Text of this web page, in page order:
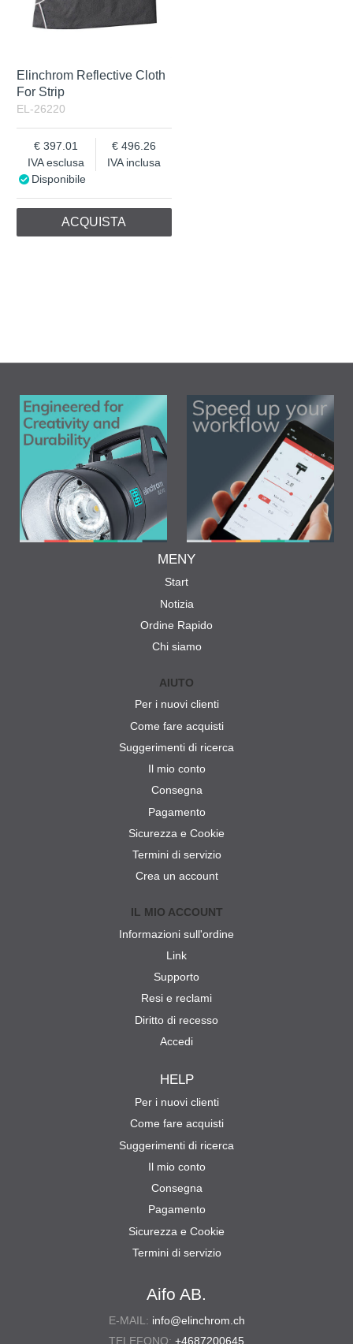
Elinchrom Reflective Cloth
For Strip
EL-26220
IVA esclusa
397.01
IVA inclusa
496.26
Disponibile
ACQUISTA
Aifo AB.
E-MAIL: info@elinchrom.ch
TELEFONO: +4687200645
MENY
Start
Notizia
Ordine Rapido
Chi siamo
AIUTO
Per i nuovi clienti
Come fare acquisti
Suggerimenti di ricerca
Il mio conto
Consegna
Pagamento
Sicurezza e Cookie
Termini di servizio
Crea un account
IL MIO ACCOUNT
Informazioni sull'ordine
Link
Supporto
Resi e reclami
Diritto di recesso
Accedi
HELP
Per i nuovi clienti
Come fare acquisti
Suggerimenti di ricerca
Il mio conto
Consegna
Pagamento
Sicurezza e Cookie
Termini di servizio